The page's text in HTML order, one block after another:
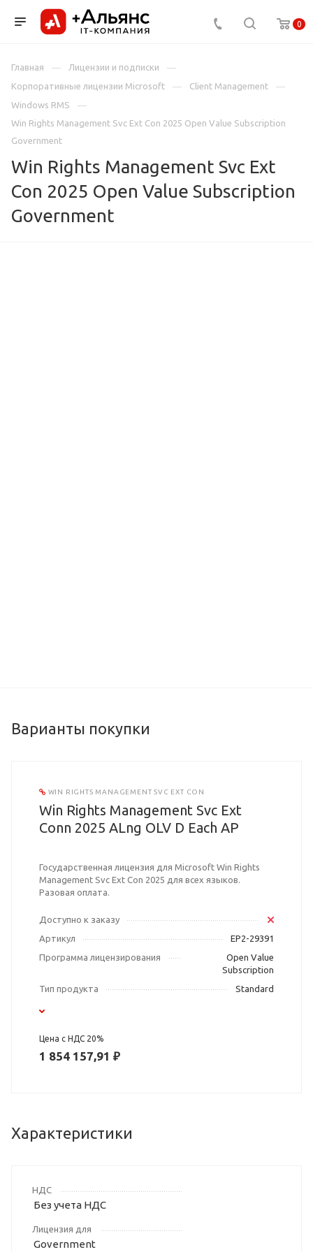
0
Главная
Лицензии и подписки
Корпоративные лицензии Microsoft
Client Management
Windows RMS
Win Rights Management Svc Ext Con 2025 Open Value Subscription
Government
Win Rights Management Svc Ext
Con 2025 Open Value Subscription
Government
Варианты покупки
WIN RIGHTS MANAGEMENT SVC EXT CON
Win Rights Management Svc Ext
Conn 2025 ALng OLV D Each AP
Государственная лицензия для Microsoft Win Rights
Management Svc Ext Con 2025 для всех языков.
Разовая оплата.
Доступно к заказу
Артикул
EP2-29391
Программа лицензирования
Open Value
Subscription
Тип продукта
Standard
Цена с НДС 20%
1 854 157,91 ₽
Характеристики
НДС
Без учета НДС
Лицензия для
Government